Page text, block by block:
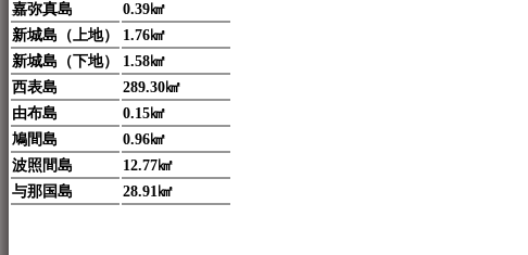
嘉弥真島
0.39㎢
新城島（上地）
1.76㎢
新城島（下地）
1.58㎢
西表島
289.30㎢
由布島
0.15㎢
鳩間島
0.96㎢
波照間島
12.77㎢
与那国島
28.91㎢